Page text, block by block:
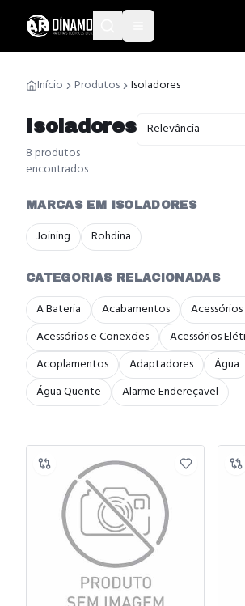
Início Produtos Isoladores
Isoladores
8produtos
encontrados
Relevância
MARCAS EM ISOLADORES
Joining Rohdina
CATEGORIAS RELACIONADAS
A Bateria Acabamentos
Acessórios e Conexões
Acessórios
Acoplamentos
Adaptadores Água
Água Quente
Alarme Endereçavel